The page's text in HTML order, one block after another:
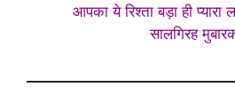
आपका ये रिश्ता बड़ा ही
सालगिरह